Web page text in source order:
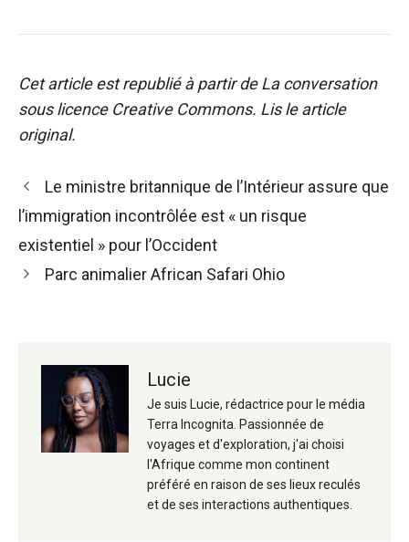
Cet article est republié à partir deLa conversation
sous licence Creative Commons. Lis learticle
original.
Navigation
des
Le ministre britannique de l’Intérieur assure que
l’immigration incontrôlée est « un risque
existentiel » pour l’Occident
Parc animalier African Safari Ohio
Lucie
Je suis Lucie, rédactrice pour le média
Terra Incognita. Passionnée de
voyages et d'exploration, j'ai choisi
l'Afrique comme mon continent
préféré en raison de ses lieux reculés
et de ses interactions authentiques.